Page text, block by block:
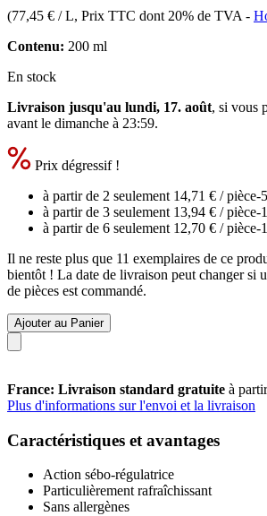
(77,45 € / L, Prix TTC dont 20% de TVA -
Contenu: 200 ml
En stock
Livraison jusqu'au lundi, 17. août, si vous
avant le dimanche à 23:59.
Prix dégressif !
à partir de 2 seulement 14,71 € / pièce-
à partir de 3 seulement 13,94 € / pièce-
à partir de 6 seulement 12,70 € / pièce-
Il ne reste plus que 11 exemplaires de ce
bientôt ! La date de livraison peut changer si
de pièces est commandé.
Ajouter au Panier
France: Livraison standard gratuite à
Plus d'informations sur l'envoi et la livraison
Caractéristiques et avantages
Action sébo-régulatrice
Particulièrement rafraîchissant
Sans allergènes